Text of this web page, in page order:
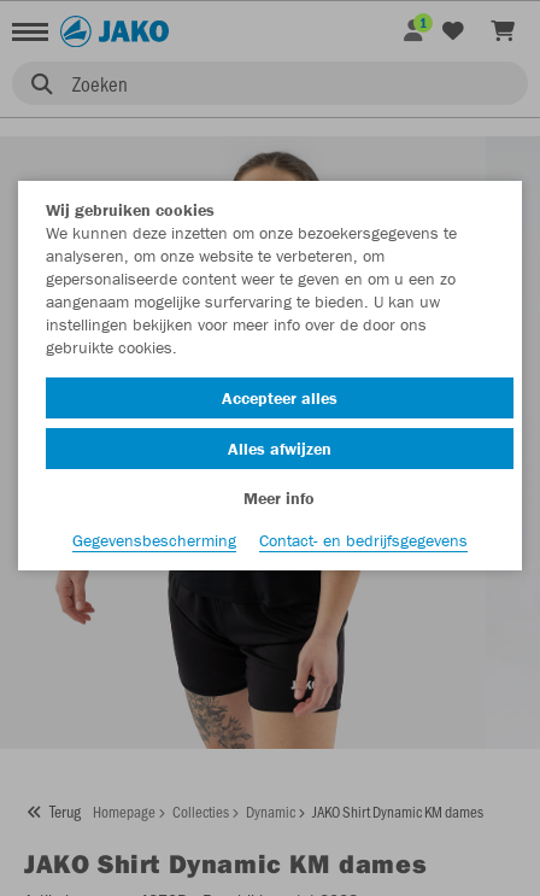
Zoeken
1
Terug Homepage Collecties Dynamic JAKO Shirt Dynamic KM dames
JAKO Shirt Dynamic KM dames
Wij gebruiken cookies
We kunnen deze inzetten om onze bezoekersgegevens te
analyseren, om onze website te verbeteren, om
gepersonaliseerde content weer te geven en om u een zo
aangenaam mogelijke surfervaring te bieden. U kan uw
instellingen bekijken voor meer info over de door ons
gebruikte cookies.
Accepteer alles
Alles afwijzen
Meer info
Gegevensbescherming
Contact- en bedrijfsgegevens